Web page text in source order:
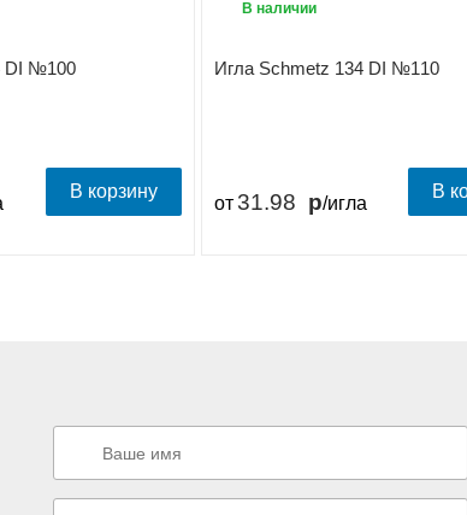
DI №100
В корзину
Игла Schmetz 134 DI №110
В наличии
от 31.98 /игла
В